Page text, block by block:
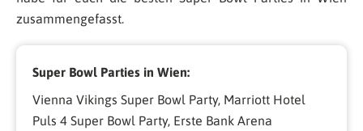
zusammengefasst.
Super Bowl Parties in Wien:
Vienna Vikings Super Bowl Party, Marriott Hotel
Puls 4 Super Bowl Party, Erste Bank Arena